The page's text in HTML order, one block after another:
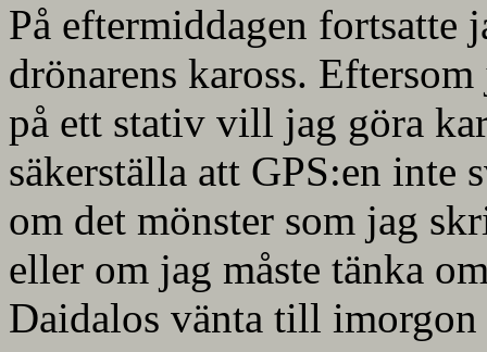
På eftermiddagen
drönarens kaross.
på ett stativ vill jag göra
säkerställa att GPS:en
om det mönster som jag
eller om jag måste tänka
Daidalos vänta till